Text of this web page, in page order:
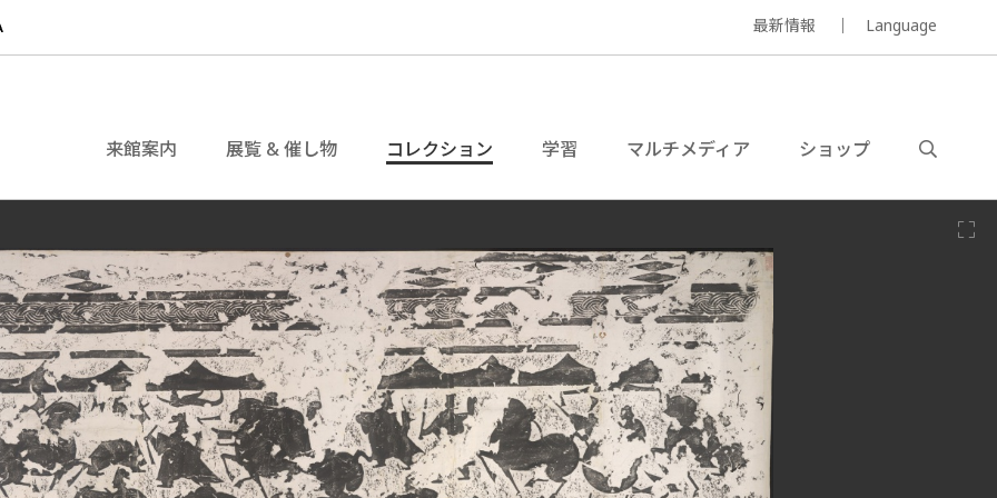
最新情報 Language
来館案内 展覧 & 催し物 コレクション 学習 マルチメディア ショップ